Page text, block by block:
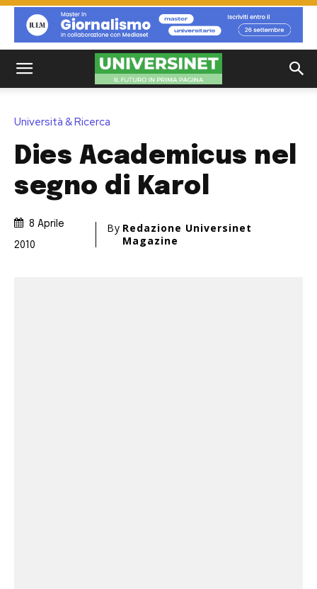
Università & Ricerca
Dies Academicus nel
segno di Karol
8 Aprile
2010
By Redazione Universinet
Magazine